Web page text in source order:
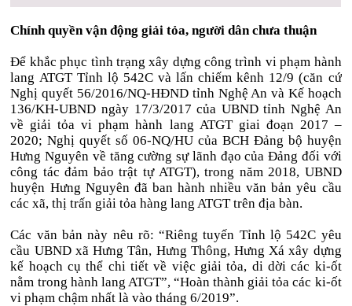
Chính quyền vận động giải tỏa, người dân chưa thuận
Để khắc phục tình trạng xây dựng công trình vi phạm hành
lang ATGT Tỉnh lộ 542C và lấn chiếm kênh 12/9 (căn cứ
Nghị quyết 56/2016/NQ-HĐND tỉnh Nghệ An và Kế hoạch
136/KH-UBND ngày 17/3/2017 của UBND tỉnh Nghệ An
về giải tỏa vi phạm hành lang ATGT giai đoạn 2017 –
2020; Nghị quyết số 06-NQ/HU của BCH Đảng bộ huyện
Hưng Nguyên về tăng cường sự lãnh đạo của Đảng đối với
công tác đảm bảo trật tự ATGT), trong năm 2018, UBND
huyện Hưng Nguyên đã ban hành nhiều văn bản yêu cầu
các xã, thị trấn giải tỏa hàng lang ATGT trên địa bàn.
Các văn bản này nêu rõ: “Riêng tuyến Tỉnh lộ 542C yêu
cầu UBND xã Hưng Tân, Hưng Thông, Hưng Xá xây dựng
kế hoạch cụ thể chi tiết về việc giải tỏa, di dời các ki-ốt
nằm trong hành lang ATGT”, “Hoàn thành giải tỏa các ki-ốt
vi phạm chậm nhất là vào tháng 6/2019”.